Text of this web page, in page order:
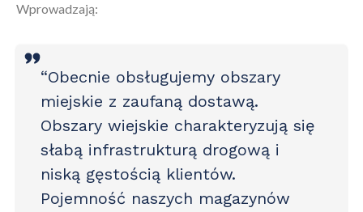
Wprowadzają:
“Obecnie obsługujemy obszary
miejskie z zaufaną dostawą.
Obszary wiejskie charakteryzują się
słabą infrastrukturą drogową i
niską gęstością klientów.
Pojemność naszych magazynów